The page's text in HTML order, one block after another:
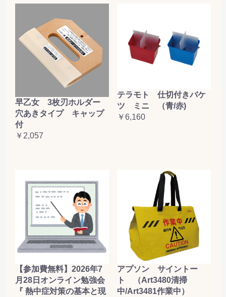
早乙女 3枚刃ホルダー
穴あきタイプ キャップ
付
￥2,057
テラモト 仕切付きバケ
ツ ミニ （青/赤)
￥6,160
【参加費無料】2026年7
月28日オンライン勉強会
『 熱中症対策の基本と現
アプソン サイントー
ト （Art3480清掃
中/Art3481作業中）